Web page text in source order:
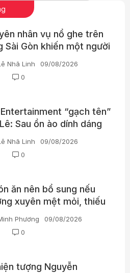
nhân vụ nổ ghe trên
Sài Gòn khiến một người
tử vong
Nhã Linh
09/08/2026
0
“gạch tên”
Sau ồn ào dính dáng
vị trí của nữ ca sĩ
thế nào?
Nhã Linh
09/08/2026
0
ăn nên bổ sung nếu
xuyên mệt mỏi, thiếu
lượngPhương
09/08/2026
0
tượng Nguyễn